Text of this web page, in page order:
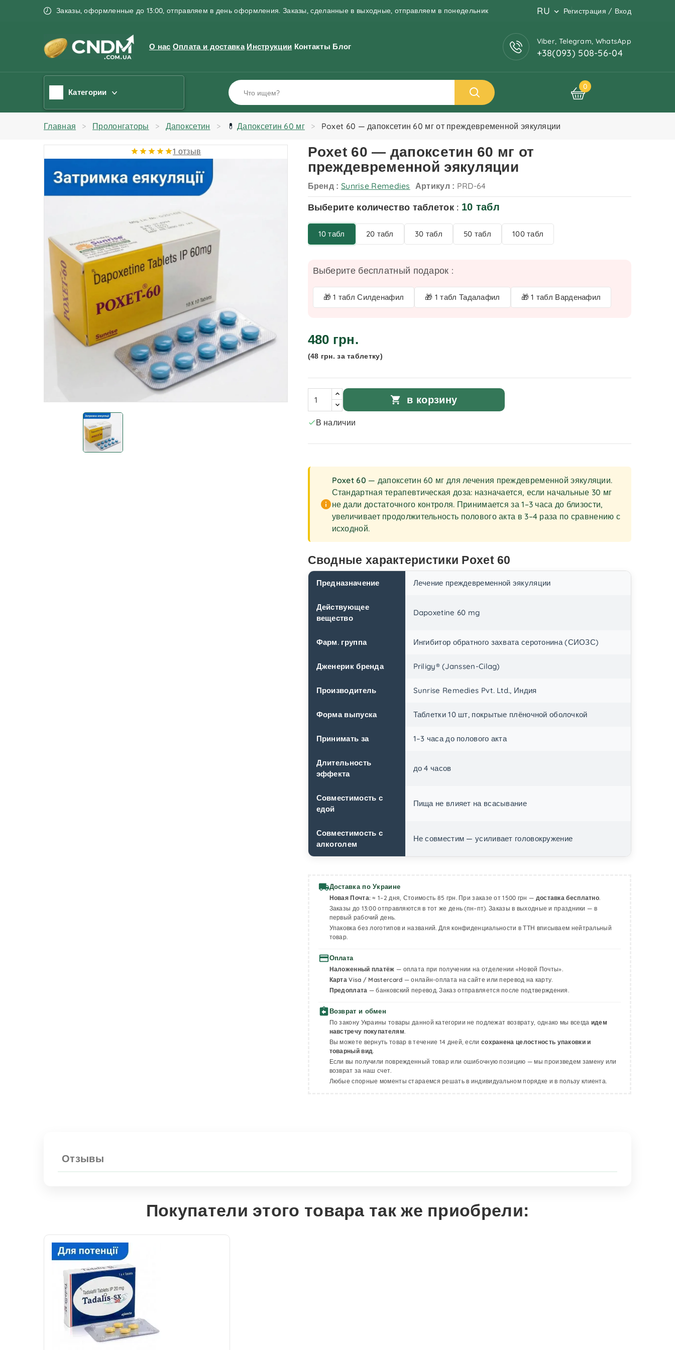
Заказы, оформленные до 13:00, отправляем в день оформления. Заказы, сделанные в выходные, отправляем в понедельник RU Регистрация / Вход
О нас Оплата и доставка Инструкции Контакты Блог
Viber, Telegram, WhatsApp
+38(093) 508-56-04
Категории
0
Главная Пролонгаторы Дапоксетин 💊Дапоксетин 60 мг Poxet 60 — дапоксетин 60 мг от преждевременной эякуляции
1 отзыв
Poxet 60 — дапоксетин 60 мг от
преждевременной эякуляции
Бренд : Sunrise Remedies Артикул : PRD-64
Выберите количество таблеток : 10 табл
10 табл 20 табл 30 табл 50 табл 100 табл
Выберите бесплатный подарок :
🎁 1 табл Силденафил 🎁 1 табл Тадалафил 🎁 1 табл Варденафил
480 грн.
(48 грн. за таблетку)
shopping_cart в корзину
В наличии
info
Poxet 60 — дапоксетин 60 мг для лечения преждевременной эякуляции.
Стандартная терапевтическая доза: назначается, если начальные 30 мг
не дали достаточного контроля. Принимается за 1–3 часа до близости,
увеличивает продолжительность полового акта в 3–4 раза по сравнению с
исходной.
Сводные характеристики Poxet 60
Предназначение Лечение преждевременной эякуляции
Действующее
вещество
Dapoxetine 60 mg
Фарм. группа Ингибитор обратного захвата серотонина (СИОЗС)
Дженерик бренда Priligy® (Janssen-Cilag)
Производитель Sunrise Remedies Pvt. Ltd., Индия
Форма выпуска Таблетки 10 шт, покрытые плёночной оболочкой
Принимать за 1–3 часа до полового акта
Длительность
эффекта
до 4 часов
Совместимость с
едой
Пища не влияет на всасывание
Совместимость с
алкоголем
Не совместим — усиливает головокружение
local_shippingДоставка по Украине
Новая Почта: ≈ 1–2 дня, Стоимость 85 грн. При заказе от 1500 грн — доставка бесплатно.
Заказы до 13:00 отправляются в тот же день (пн–пт). Заказы в выходные и праздники — в
первый рабочий день.
Упаковка без логотипов и названий. Для конфиденциальности в ТТН вписываем нейтральный
товар.
paymentОплата
Наложенный платёж — оплата при получении на отделении «Новой Почты».
Карта Visa / Mastercard — онлайн-оплата на сайте или перевод на карту.
Предоплата — банковский перевод. Заказ отправляется после подтверждения.
assignment_return Возврат и обмен
По закону Украины товары данной категории не подлежат возврату, однако мы всегда идем
навстречу покупателям.
Вы можете вернуть товар в течение 14 дней, если сохранена целостность упаковки и
товарный вид.
Если вы получили поврежденный товар или ошибочную позицию — мы произведем замену или
возврат за наш счет.
Любые спорные моменты стараемся решать в индивидуальном порядке и в пользу клиента.
Отзывы
Покупатели этого товара так же приобрели: